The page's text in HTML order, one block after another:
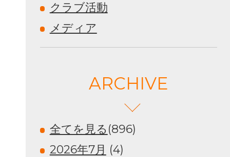
クラブ活動
メディア
ARCHIVE
全てを見る (896)
2026年7月 (4)